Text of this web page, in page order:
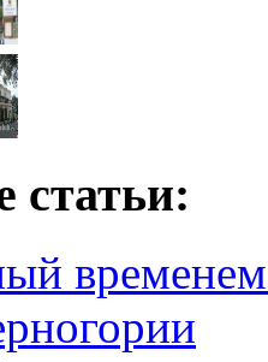
статьи:
временем